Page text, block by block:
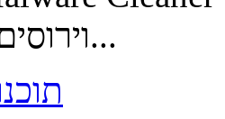
וירוסים ומחיקתם...